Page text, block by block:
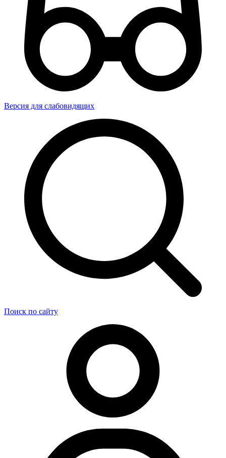
Версия для слабовидящих
Поиск по сайту